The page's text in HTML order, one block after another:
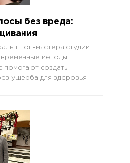
без вреда:
топ-мастера студии
методы
помогают создать
ущерба для здоровья.